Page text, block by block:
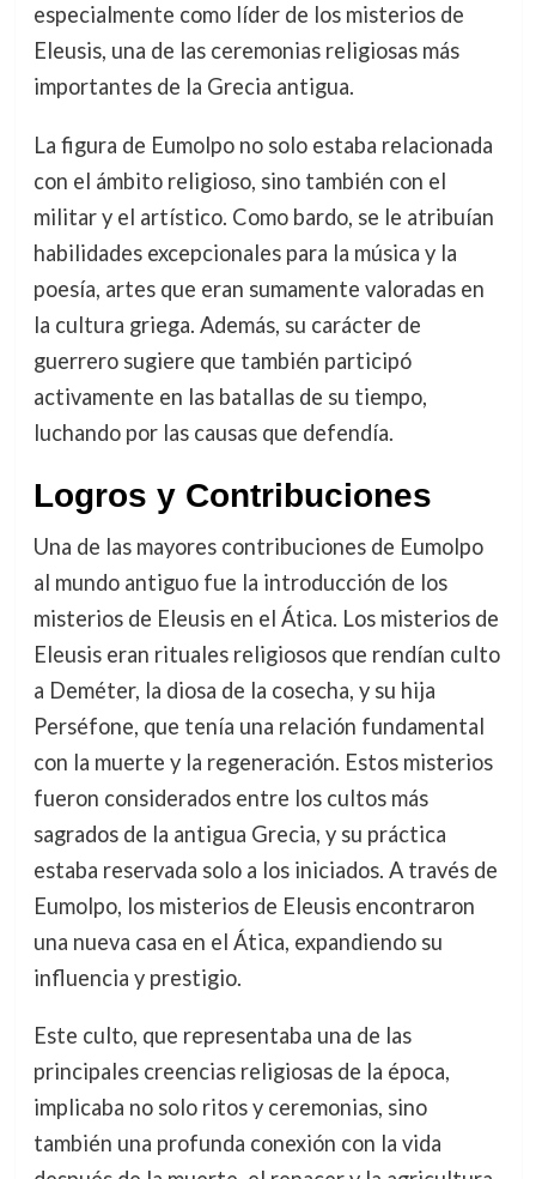
especialmente como líder de los misterios de
Eleusis, una de las ceremonias religiosas más
importantes de la Grecia antigua.
La figura de Eumolpo no solo estaba relacionada
con el ámbito religioso, sino también con el
militar y el artístico. Como bardo, se le atribuían
habilidades excepcionales para la música y la
poesía, artes que eran sumamente valoradas en
la cultura griega. Además, su carácter de
guerrero sugiere que también participó
activamente en las batallas de su tiempo,
luchando por las causas que defendía.
Logros y Contribuciones
Una de las mayores contribuciones de Eumolpo
al mundo antiguo fue la introducción de los
misterios de Eleusis en el Ática. Los misterios de
Eleusis eran rituales religiosos que rendían culto
a Deméter, la diosa de la cosecha, y su hija
Perséfone, que tenía una relación fundamental
con la muerte y la regeneración. Estos misterios
fueron considerados entre los cultos más
sagrados de la antigua Grecia, y su práctica
estaba reservada solo a los iniciados. A través de
Eumolpo, los misterios de Eleusis encontraron
una nueva casa en el Ática, expandiendo su
influencia y prestigio.
Este culto, que representaba una de las
principales creencias religiosas de la época,
implicaba no solo ritos y ceremonias, sino
también una profunda conexión con la vida